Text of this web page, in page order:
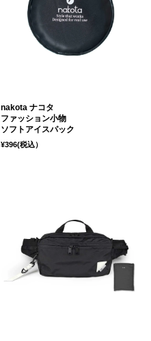
nakota ナコタ
ファッション小物
ソフトアイスパック
¥396(税込）